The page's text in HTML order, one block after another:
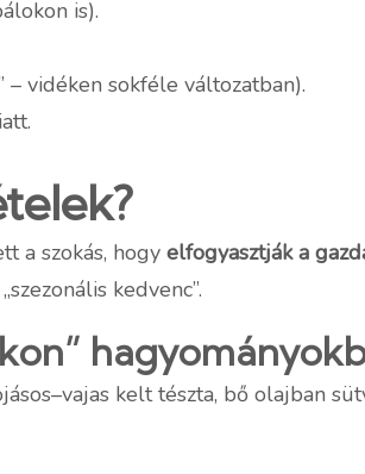
is).
– vidéken sokféle változatban).
a szokás, hogy elfogyasztják a
kedvenc”.
kelt tészta, bő olajban